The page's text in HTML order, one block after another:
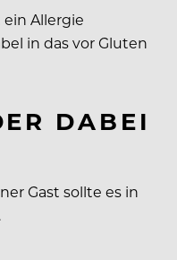
Allergie
in das vor Gluten
DABEI
Gast sollte es in